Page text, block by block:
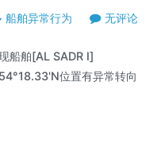
船舶异常行为 无评论
船舶[AL SADR I]
位置有异常转向